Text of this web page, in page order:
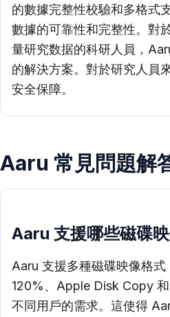
的數據完整性校驗和多格式
數據的可靠性和完整性。對
量研究数据的科研人員，
的解決方案。對於研究人員
安全保障。
Aaru 常見問題解
Aaru 支援哪些磁碟
Aaru 支援多種磁碟映像格
120%、Apple Disk Copy
不同用戶的需求。這使得